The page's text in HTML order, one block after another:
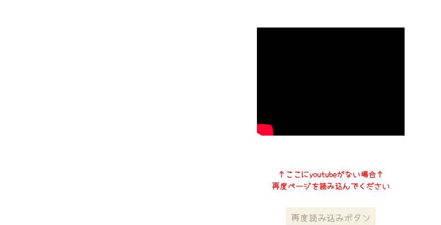
↑ここにyoutubeがない場合↑
再度ページを読み込んでください
再度読み込みボタン